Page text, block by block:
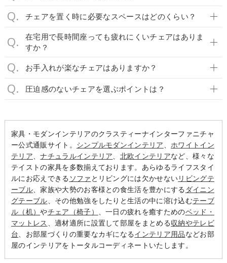
チェアを置く時に必要なスペースはどのくらい？
在宅用で長時間座っても疲れにくいチェアはありま
すか？
お手入れが楽なチェアはありますか？
圧迫感のないチェアを選ぶポイントは？
家具・モダンインテリアのクラスティーナインターファニチャ
ー公式通販サイト。 シンプルモダンインテリア
ホワイトイン
テリア 、ナチュラルインテリア 北欧インテリアなど、様々な
テイストの家具を多数揃えております。あらゆるライフスタイ
ルにお応えできる ソファ とリビングには欠かせないリビングテ
ーブル、家族や大勢のお客様との食生活を豊かにする ダイニン
グテーブル 、その他勉強をしたりと生活の中に溶け込むテーブ
ル（机）やチェア（椅子） 、一日の疲れを癒すためのベッド・
マットレス
、適材適所に設置して部屋をまとめる収納やテレビ
台 、お部屋づくりの重要なカギになるインテリア用品などお部
屋のインテリアをトータルコーディネートいたします。